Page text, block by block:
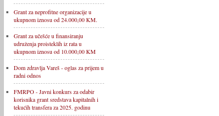
Grant za neprofitne organizacije u
ukupnom iznosu od 24.000,00 KM.
Grant za učešće u finansiranju
udruženja proisteklih iz rata u
ukupnom iznosu od 10.000,00 KM
Dom zdravlja Vareš - oglas za prijem u
radni odnos
FMRPO - Javni konkurs za odabir
korisnika grant sredstava kapitalnih i
tekućih transfera za 2025. godinu